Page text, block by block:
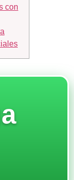
con